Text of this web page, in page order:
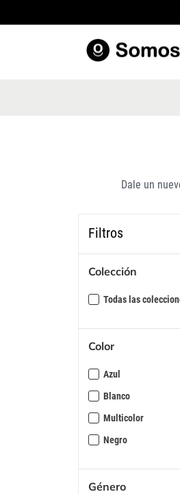
Dale un
Filtros
Colección
Todas las
Color
Azul
Blanco
Multicolor
Negro
Género